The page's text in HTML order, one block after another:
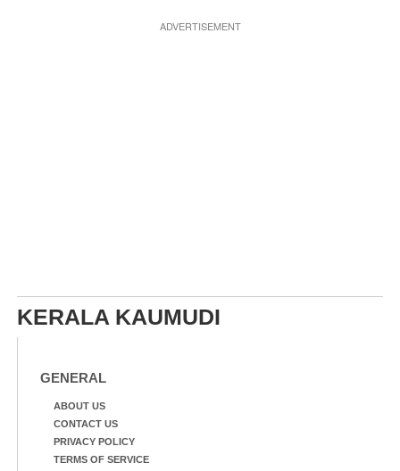
ADVERTISEMENT
KERALA KAUMUDI
GENERAL
ABOUT US
CONTACT US
PRIVACY POLICY
TERMS OF SERVICE